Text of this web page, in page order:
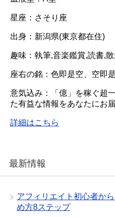
星座：さそり座
出身：新潟県(東京都在住)
趣味：執筆,音楽鑑賞,読書,
座右の銘：色即是空、空即
意気込み：「億」を稼ぐ超
た有益な情報をあなたにお
詳細はこちら
最新情報
アフィリエイト初心者か
め方8ステップ